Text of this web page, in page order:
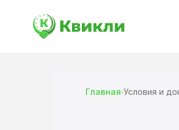
Главная›Условия и